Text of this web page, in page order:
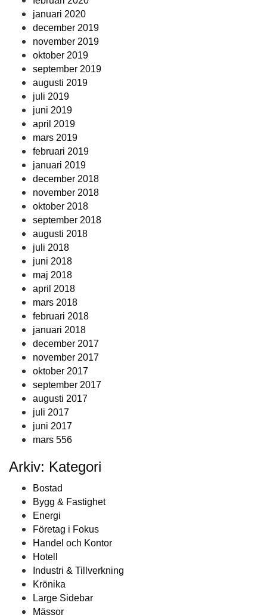
januari 2020
december 2019
november 2019
oktober 2019
september 2019
augusti 2019
juli 2019
juni 2019
april 2019
mars 2019
februari 2019
januari 2019
december 2018
november 2018
oktober 2018
september 2018
augusti 2018
juli 2018
juni 2018
maj 2018
april 2018
mars 2018
februari 2018
januari 2018
december 2017
november 2017
oktober 2017
september 2017
augusti 2017
juli 2017
juni 2017
mars 556
Arkiv: Kategori
Bostad
Bygg & Fastighet
Energi
Företag i Fokus
Handel och Kontor
Hotell
Industri & Tillverkning
Krönika
Large Sidebar
Mässor